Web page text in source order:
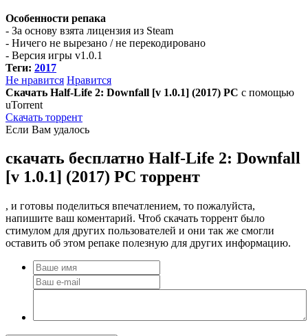
Особенности репака
- За основу взята лицензия из Steam
- Ничего не вырезано / не перекодировано
- Версия игры v1.0.1
Теги: 2017
Не нравится Нравится
Скачать Half-Life 2: Downfall [v 1.0.1] (2017) PC с помощью
uTorrent
Скачать торрент
Если Вам удалось
скачать бесплатно Half-Life 2: Downfall
[v 1.0.1] (2017) PC торрент
, и готовы поделиться впечатлением, то пожалуйста,
напишите ваш коментарий. Чтоб скачать торрент было
стимулом для других пользователей и они так же смогли
оставить об этом репаке полезную для других информацию.